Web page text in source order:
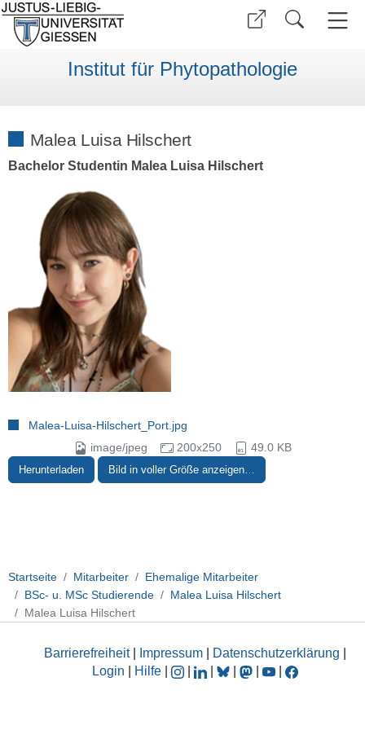
Institut für Phytopathologie
Malea Luisa Hilschert
Bachelor Studentin Malea Luisa Hilschert
Malea-Luisa-Hilschert_Port.jpg
image/jpeg
200x250 49.0 KB
Herunterladen Bild in voller Größe anzeigen…
Startseite Mitarbeiter
Ehemalige Mitarbeiter
BSc- u. MSc Studierende
Malea Luisa Hilschert
Malea Luisa Hilschert
Barrierefreiheit| Impressum Datenschutzerklärung
Login
Hilfe